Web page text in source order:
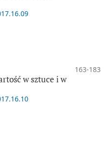
163-183
w sztuce i w